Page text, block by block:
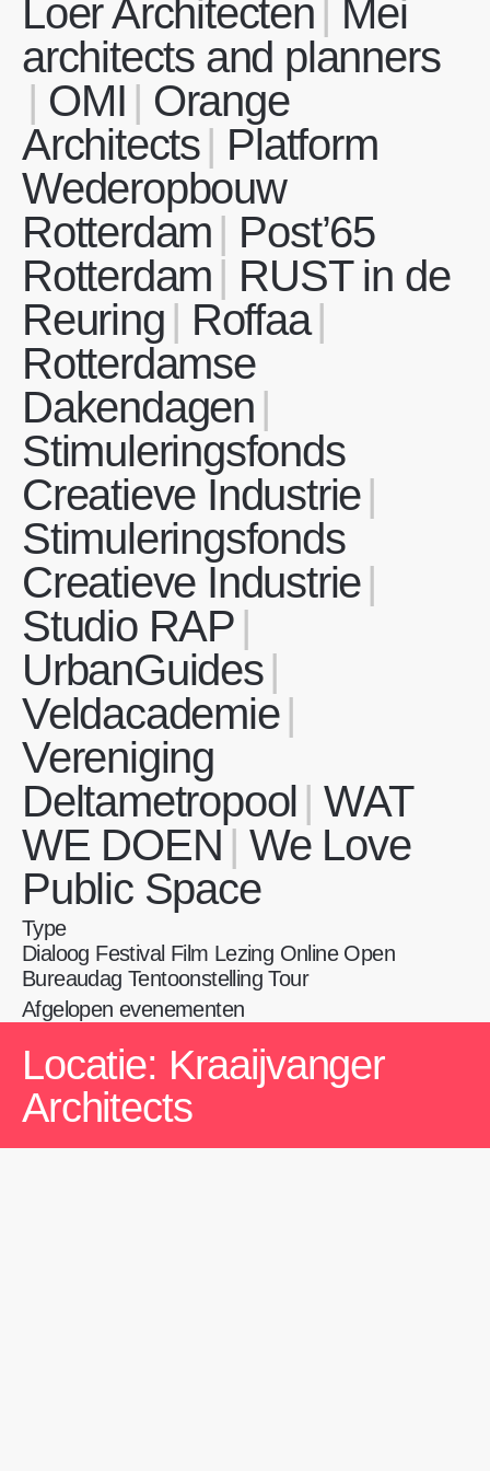
Loer Architecten
Mei
architects and planners
OMI
Orange
Architects
Platform
Wederopbouw
Rotterdam
Post’65
Rotterdam
RUST in de
Reuring
Roffaa
Rotterdamse
Dakendagen
Stimuleringsfonds
Creatieve Industrie
Stimuleringsfonds
Creatieve Industrie
Studio RAP
UrbanGuides
Veldacademie
Vereniging
Deltametropool WAT
WE DOEN We Love
Public Space
Type
Dialoog Festival Film Lezing Online Open
Bureaudag Tentoonstelling Tour
Afgelopen evenementen
Locatie: Kraaijvanger
Architects